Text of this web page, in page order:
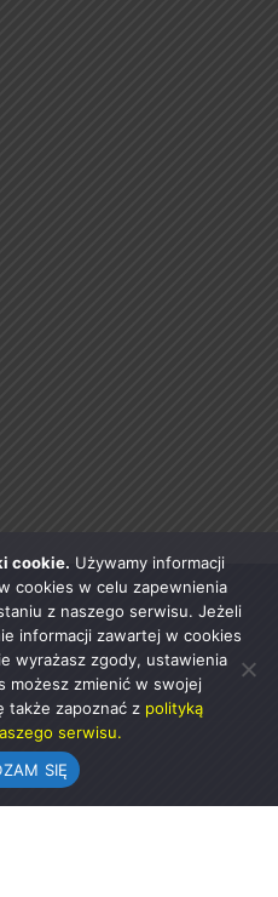
cookie. Używamy informacji
cookies w celu zapewnienia
z naszego serwisu. Jeżeli
informacji zawartej w cookies
wyrażasz zgody, ustawienia
możesz zmienić w swojej
także zapoznać z polityką
serwisu.
SIĘ